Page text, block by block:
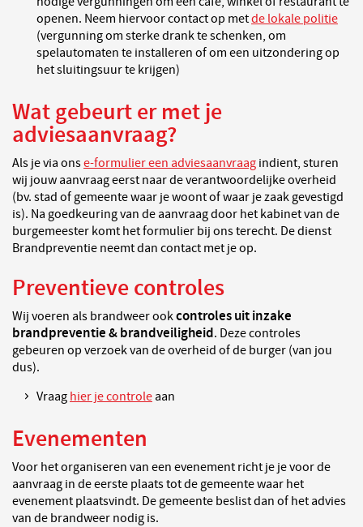
openen. Neem hiervoor contact op metde lokale politie
(vergunning om sterke drank te schenken, om
spelautomaten te installeren of om een uitzondering op
het sluitingsuur te krijgen)
Wat gebeurt er met je
adviesaanvraag?
Als je via onse-formulier een adviesaanvraag indient, sturen
wij jouw aanvraag eerst naar de verantwoordelijke overheid
(bv. stad of gemeente waar je woont of waar je zaak gevestigd
is). Na goedkeuring van de aanvraag door het kabinet van de
burgemeester komt het formulier bij ons terecht. De dienst
Brandpreventie neemt dan contact met je op.
Preventieve controles
Wij voeren als brandweer ookcontroles uit inzake
brandpreventie & brandveiligheid. Deze controles
gebeuren op verzoek van de overheid of de burger (van jou
dus).
Vraag hier je controle aan
Evenementen
Voor het organiseren van een evenement richt je je voor de
aanvraag in de eerste plaats tot de gemeente waar het
evenement plaatsvindt. De gemeente beslist dan of het advies
van de brandweer nodig is.